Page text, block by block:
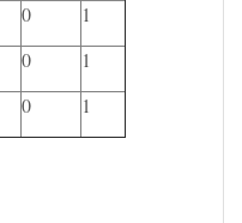
0
1
0
1
0 1